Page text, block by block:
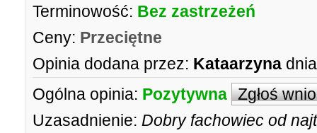
Terminowość: Bez zastrzeżeń
Ceny: Przeciętne
Opinia dodana przez: Kataarzyna
Ogólna opinia: Pozytywna Zgłoś
Uzasadnienie: Dobry fachowiec od